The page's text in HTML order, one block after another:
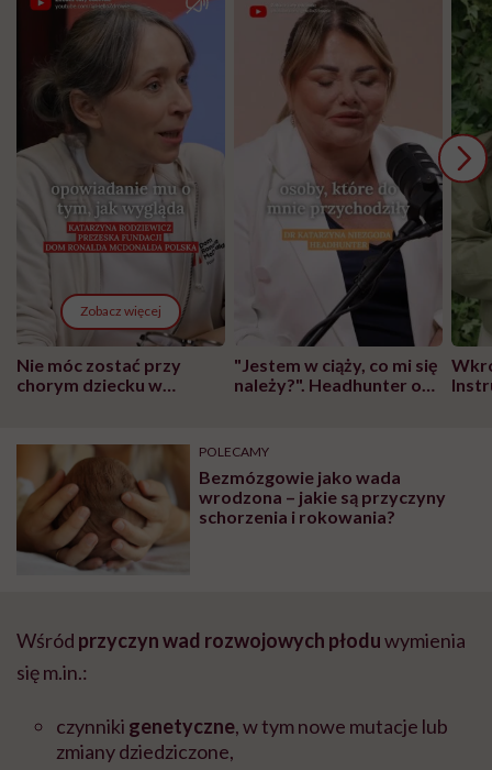
Zobacz więcej
Nie móc zostać przy
chorym dziecku w
może chyba tylko
głupota i brak
wyobraźni"
"Jestem w ciąży, co mi się
należy?". Headhunter o
pracy
POLECAMY
Bezmózgowie jako wada
wrodzona – jakie są przyczyny
schorzenia i rokowania?
Wśród przyczyn wad rozwojowych płoduwymienia
się m.in.:
czynniki genetyczne, w tym nowe mutacje lub
zmiany dziedziczone,